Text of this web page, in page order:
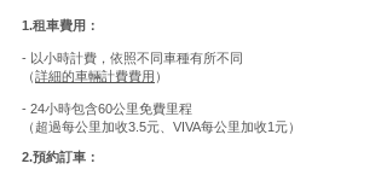
1.租車費用：
- 以小時計費，依照不同車種有所不同
（詳細的車輛計費費用 ）
- 24小時包含60公里免費里程
（超過每公里加收3.5元、 VIVA每公里加收1元）
2.預約訂車：